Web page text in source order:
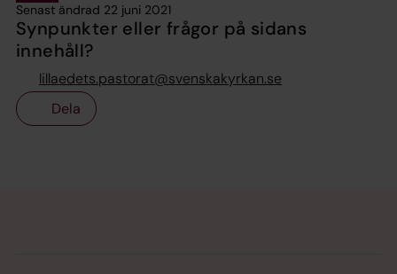
Senast ändrad 22 juni 2021
Synpunkter eller frågor på sidans
innehåll?
lillaedets.pastorat@svenskakyrkan.se
Dela